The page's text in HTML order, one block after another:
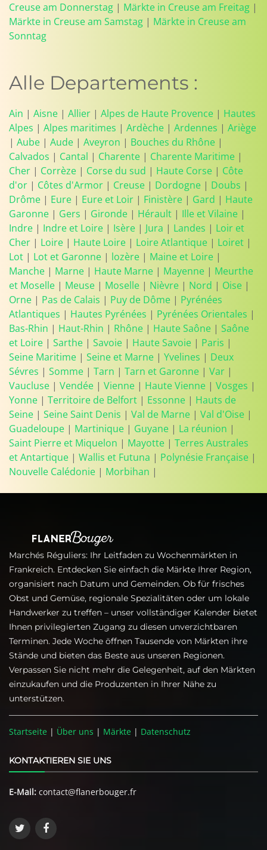
Creuse am Donnerstag | Märkte in Creuse am Freitag |
Märkte in Creuse am Samstag | Märkte in Creuse am
Sonntag
Alle Departements :
Ain | Aisne | Allier | Alpes de Haute Provence | Hautes
Alpes | Alpes maritimes | Ardèche | Ardennes | Ariège
| Aube | Aude | Aveyron | Bouches du Rhône |
Calvados | Cantal | Charente | Charente Maritime |
Cher | Corrèze | Corse du sud | Haute Corse | Côte
d'or | Côtes d'Armor | Creuse | Dordogne | Doubs |
Drôme | Eure | Eure et Loir | Finistère | Gard | Haute
Garonne | Gers | Gironde | Hérault | Ille et Vilaine |
Indre | Indre et Loire | Isère | Jura | Landes | Loir et
Cher | Loire | Haute Loire | Loire Atlantique | Loiret |
Lot | Lot et Garonne | lozère | Maine et Loire |
Manche | Marne | Haute Marne | Mayenne | Meurthe
et Moselle | Meuse | Moselle | Nièvre | Nord | Oise |
Orne | Pas de Calais | Puy de Dôme | Pyrénées
Atlantiques | Hautes Pyrénées | Pyrénées Orientales |
Bas-Rhin | Haut-Rhin | Rhône | Haute Saône | Saône
et Loire | Sarthe | Savoie | Haute Savoie | Paris |
Seine Maritime | Seine et Marne | Yvelines | Deux
Sévres | Somme | Tarn | Tarn et Garonne | Var |
Vaucluse | Vendée | Vienne | Haute Vienne | Vosges |
Yonne | Territoire de Belfort | Essonne | Hauts de
Seine | Seine Saint Denis | Val de Marne | Val d'Oise |
Guadeloupe | Martinique | Guyane | La réunion |
Saint Pierre et Miquelon | Mayotte | Terres Australes
et Antartique | Wallis et Futuna | Polynésie Française |
Nouvelle Calédonie | Morbihan |
Marchés Réguliers: Ihr Leitfaden zu Wochenmärkten in
Frankreich. Entdecken Sie einfach die Märkte Ihrer Region,
organisiert nach Datum und Gemeinden. Ob für frisches
Obst und Gemüse, regionale Spezialitäten oder um lokale
Handwerker zu treffen – unser vollständiger Kalender bietet
Ihnen privilegierten Zugang zu diesen unverzichtbaren
Terminen. Jede Woche öffnen Tausende von Märkten ihre
Stände und bieten das Beste aus unseren Regionen.
Verpassen Sie nicht mehr die Gelegenheit, auf den Märkten
einzukaufen und die Produzenten in Ihrer Nähe zu
unterstützen.
Startseite | Über uns | Märkte | Datenschutz
KONTAKTIEREN SIE UNS
E-Mail: contact@flanerbouger.fr